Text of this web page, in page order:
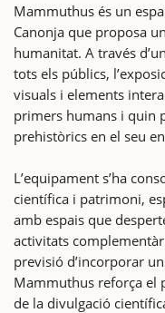
Mammuthus és un
Canonja que proposa
humanitat. A través
tots els públics,
visuals i elements
primers humans i quin
prehistòrics en el seu
L’equipament s’ha
científica i patrimoni,
amb espais que
activitats
previsió d’incorporar
Mammuthus reforça el
de la divulgació